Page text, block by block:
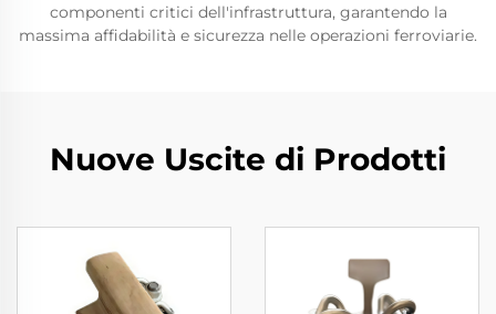
componenti critici dell'infrastruttura, garantendo la
massima affidabilità e sicurezza nelle operazioni ferroviarie.
Nuove Uscite di Prodotti